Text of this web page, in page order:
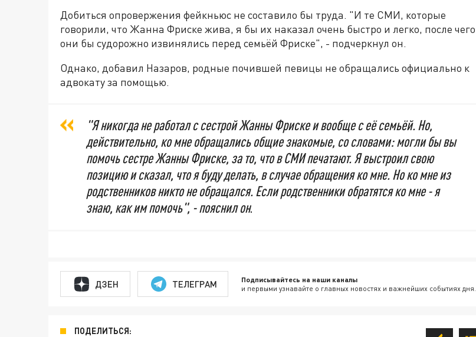
Добиться опровержения фейкньюс не составило бы труда. "И те СМИ, которые
говорили, что Жанна Фриске жива, я бы их наказал очень быстро и легко, после чего
они бы судорожно извинялись перед семьёй Фриске", - подчеркнул он.
Однако, добавил Назаров, родные почившей певицы не обращались официально к
адвокату за помощью.
"Я никогда не работал с сестрой Жанны Фриске и вообще с её семьёй. Но,
действительно, ко мне обращались общие знакомые, со словами: могли бы вы
помочь сестре Жанны Фриске, за то, что в СМИ печатают. Я выстроил свою
позицию и сказал, что я буду делать, в случае обращения ко мне. Но ко мне из
родственников никто не обращался. Если родственники обратятся ко мне - я
знаю, как им помочь", - пояснил он.
ДЗЕН ТЕЛЕГРАМ Подписывайтесь на наши каналы
и первыми узнавайте о главных новостях и важнейших событиях дня.
ПОДЕЛИТЬСЯ: